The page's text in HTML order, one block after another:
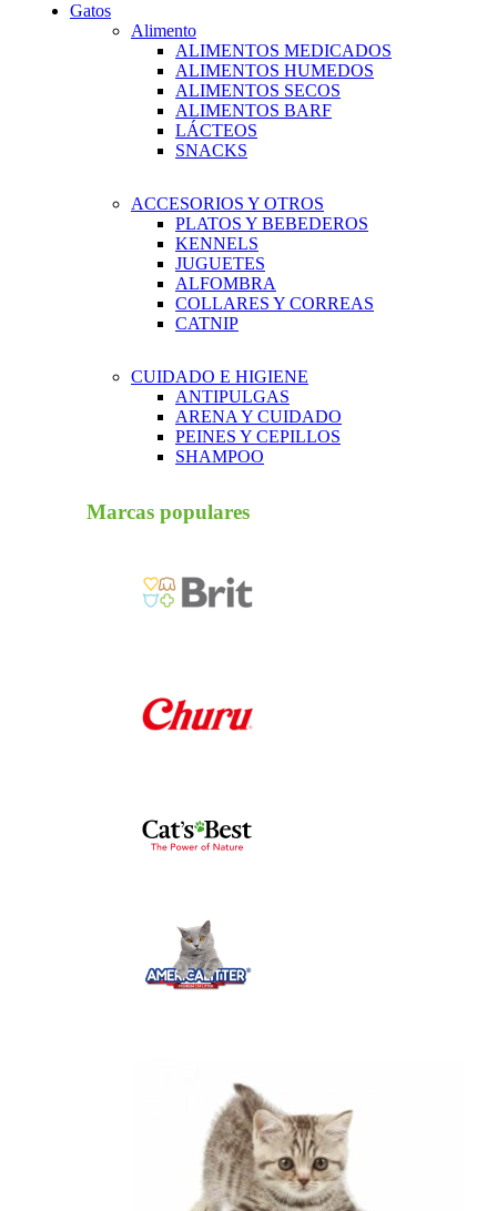
Gatos
Alimento
ALIMENTOS MEDICADOS
ALIMENTOS HUMEDOS
ALIMENTOS SECOS
ALIMENTOS BARF
LÁCTEOS
SNACKS
ACCESORIOS Y OTROS
PLATOS Y BEBEDEROS
KENNELS
JUGUETES
ALFOMBRA
COLLARES Y CORREAS
CATNIP
CUIDADO E HIGIENE
ANTIPULGAS
ARENA Y CUIDADO
PEINES Y CEPILLOS
SHAMPOO
Marcas populares